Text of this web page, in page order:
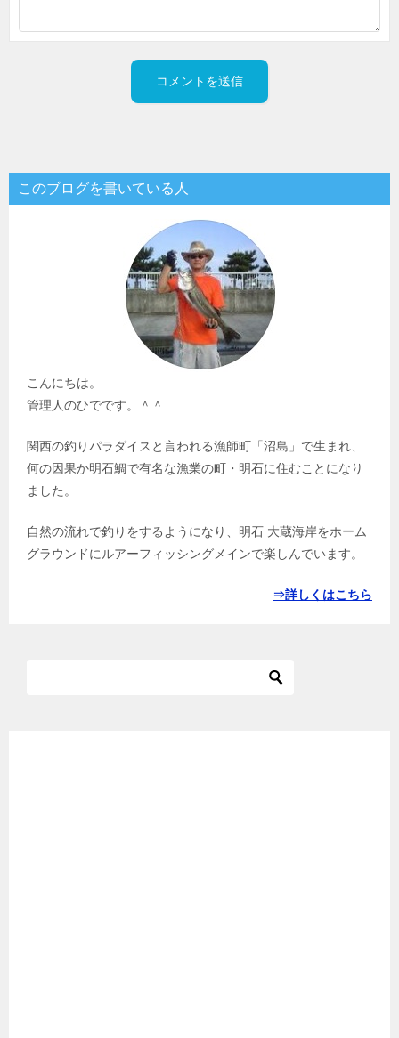
このブログを書いている人
こんにちは。
管理人のひでです。＾＾
関西の釣りパラダイスと言われる漁師町「沼島」で生まれ、
何の因果か明石鯛で有名な漁業の町・明石に住むことになり
ました。
自然の流れで釣りをするようになり、明石 大蔵海岸をホーム
グラウンドにルアーフィッシングメインで楽しんでいます。
⇒詳しくはこちら